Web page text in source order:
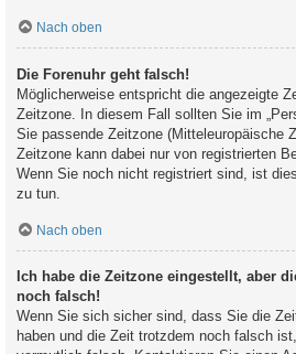
Nach oben
Die Forenuhr geht falsch!
Möglicherweise entspricht die angezeigte
Zeitzone. In diesem Fall sollten Sie im
Sie passende Zeitzone (Mitteleuropäische
Zeitzone kann dabei nur von registrierten
Wenn Sie noch nicht registriert sind, ist
zu tun.
Nach oben
Ich habe die Zeitzone eingestellt, aber
noch falsch!
Wenn Sie sich sicher sind, dass Sie die
haben und die Zeit trotzdem noch falsch